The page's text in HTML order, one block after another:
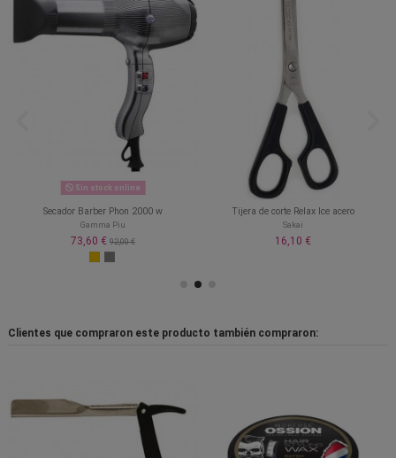
Sin stock online
Secador Barber Phon 2000 w
Gamma Piu
73,60 € 92,00 €
Tijera de corte Relax Ice acero
Sakai
16,10 €
Clientes que compraron este producto también compraron: